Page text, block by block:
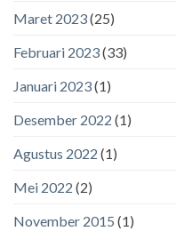
Maret 2023(25)
Februari 2023(33)
Januari 2023(1)
Desember 2022 (1)
Agustus 2022 (1)
Mei 2022 (2)
November 2015 (1)